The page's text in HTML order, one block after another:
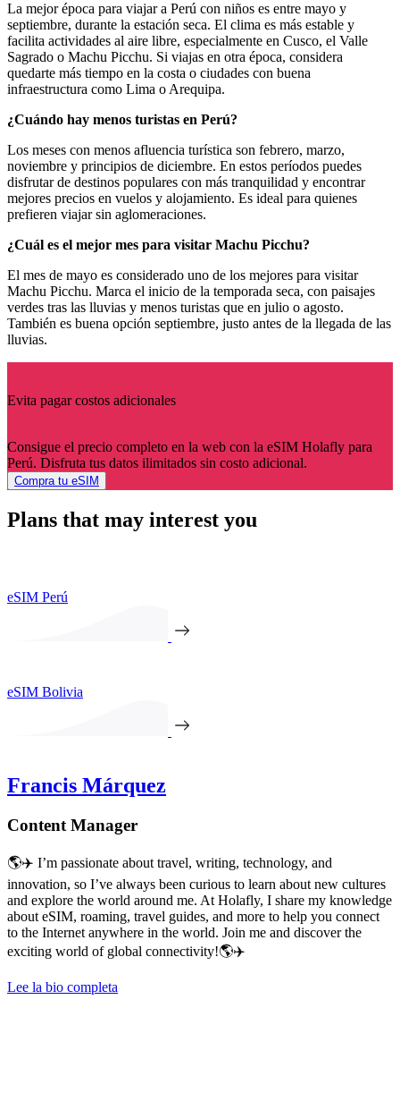
La mejor época para viajar a Perú con niños es entre mayo y
septiembre, durante la estación seca. El clima es más estable y
facilita actividades al aire libre, especialmente en Cusco, el Valle
Sagrado o Machu Picchu. Si viajas en otra época, considera
quedarte más tiempo en la costa o ciudades con buena
infraestructura como Lima o Arequipa.
¿Cuándo hay menos turistas en Perú?
Los meses con menos afluencia turística son febrero, marzo,
noviembre y principios de diciembre. En estos períodos puedes
disfrutar de destinos populares con más tranquilidad y encontrar
mejores precios en vuelos y alojamiento. Es ideal para quienes
prefieren viajar sin aglomeraciones.
¿Cuál es el mejor mes para visitar Machu Picchu?
El mes de mayo es considerado uno de los mejores para visitar
Machu Picchu. Marca el inicio de la temporada seca, con paisajes
verdes tras las lluvias y menos turistas que en julio o agosto.
También es buena opción septiembre, justo antes de la llegada de las
lluvias.
Evita pagar costos adicionales
Consigue el precio completo en la web con la eSIM Holafly para
Perú. Disfruta tus datos ilimitados sin costo adicional.
Compra tu eSIM
Plans that may interest you
eSIM Perú
eSIM Bolivia
Francis Márquez
Content Manager
🌎✈️ I’m passionate about travel, writing, technology, and
innovation, so I’ve always been curious to learn about new cultures
and explore the world around me. At Holafly, I share my knowledge
about eSIM, roaming, travel guides, and more to help you connect
to the Internet anywhere in the world. Join me and discover the
exciting world of global connectivity!🌎✈️
Lee la bio completa